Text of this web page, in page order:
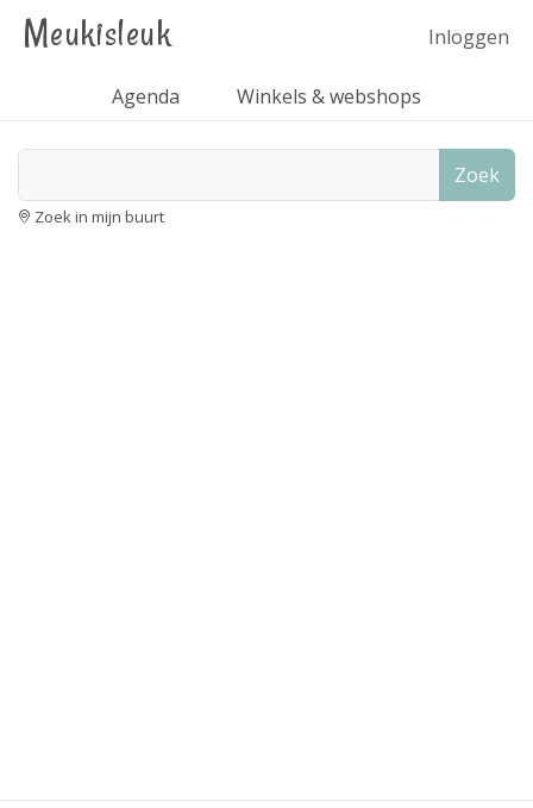
Meukisleuk Inloggen
Agenda Winkels & webshops
Zoek
Zoek in mijn buurt